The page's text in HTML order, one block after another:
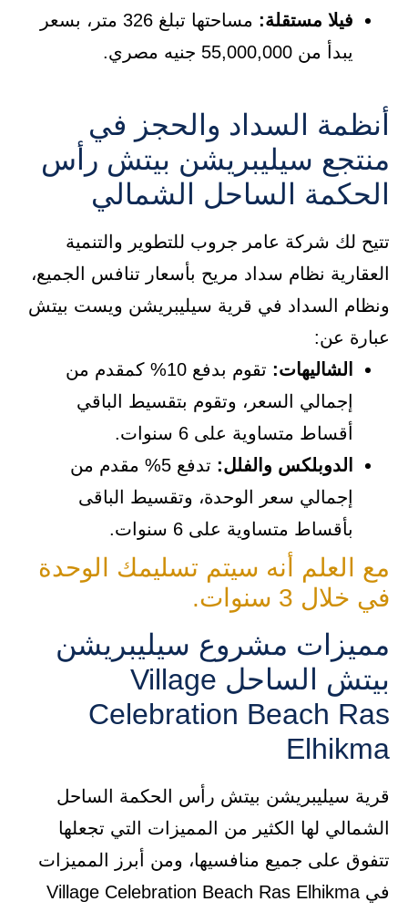
فيلا مستقلة:
مساحتها تبلغ 326 متر، بسعر
يبدأ من 55,000,000 جنيه مصري.
أنظمة السداد والحجز في
منتجع سيليبريشن بيتش رأس
الحكمة الساحل الشمالي
تتيح لك شركة عامر جروب للتطوير والتنمية
العقارية نظام سداد مريح بأسعار تنافس الجميع،
ونظام السداد في قرية سيليبريشن ويست بيتش
عبارة عن:
الشاليهات:
تقوم بدفع 10% كمقدم من
إجمالي السعر، وتقوم بتقسيط الباقي
أقساط متساوية على 6 سنوات.
الدوبلكس والفلل:
تدفع 5% مقدم من
إجمالي سعر الوحدة، وتقسيط الباقى
بأقساط متساوية على 6 سنوات.
مع العلم أنه سيتم تسليمك الوحدة
في خلال 3 سنوات.
مميزات مشروع سيليبريشن
بيتش الساحل Village
Celebration Beach Ras
Elhikma
قرية سيليبريشن بيتش رأس الحكمة الساحل
الشمالي لها الكثير من المميزات التي تجعلها
تتفوق على جميع منافسيها، ومن أبرز المميزات
في Village Celebration Beach Ras Elhikma